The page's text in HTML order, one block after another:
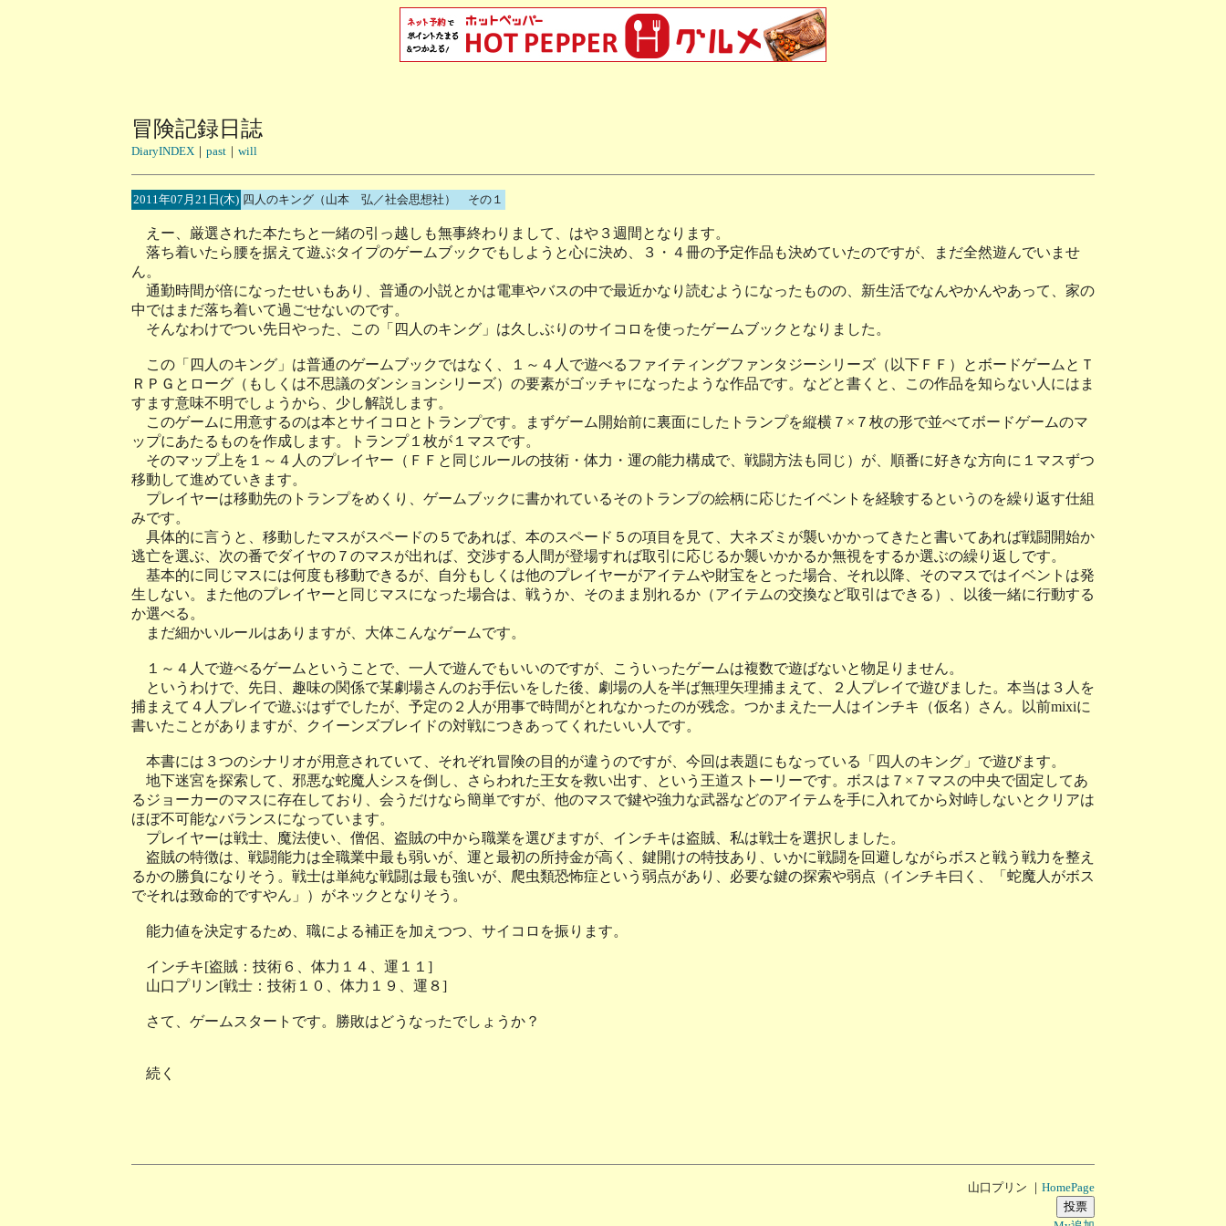
冒険記録日誌
DiaryINDEX ｜ past ｜ will
2011年07月21日(木) 四人のキング（山本 弘／社会思想社） その１
えー、厳選された本たちと一緒の引っ越しも無事終わりまして、はや３週間となります。
落ち着いたら腰を据えて遊ぶタイプのゲームブックでもしようと心に決め、３・４冊の予定作品も決めていたのですが、まだ全然遊んでいませ
ん。
通勤時間が倍になったせいもあり、普通の小説とかは電車やバスの中で最近かなり読むようになったものの、新生活でなんやかんやあって、家の
中ではまだ落ち着いて過ごせないのです。
そんなわけでつい先日やった、この「四人のキング」は久しぶりのサイコロを使ったゲームブックとなりました。
この「四人のキング」は普通のゲームブックではなく、１～４人で遊べるファイティングファンタジーシリーズ（以下ＦＦ）とボードゲームとＴ
ＲＰＧとローグ（もしくは不思議のダンションシリーズ）の要素がゴッチャになったような作品です。などと書くと、この作品を知らない人にはま
すます意味不明でしょうから、少し解説します。
このゲームに用意するのは本とサイコロとトランプです。まずゲーム開始前に裏面にしたトランプを縦横７×７枚の形で並べてボードゲームのマ
ップにあたるものを作成します。トランプ１枚が１マスです。
そのマップ上を１～４人のプレイヤー（ＦＦと同じルールの技術・体力・運の能力構成で、戦闘方法も同じ）が、順番に好きな方向に１マスずつ
移動して進めていきます。
プレイヤーは移動先のトランプをめくり、ゲームブックに書かれているそのトランプの絵柄に応じたイベントを経験するというのを繰り返す仕組
みです。
具体的に言うと、移動したマスがスペードの５であれば、本のスペード５の項目を見て、大ネズミが襲いかかってきたと書いてあれば戦闘開始か
逃亡を選ぶ、次の番でダイヤの７のマスが出れば、交渉する人間が登場すれば取引に応じるか襲いかかるか無視をするか選ぶの繰り返しです。
基本的に同じマスには何度も移動できるが、自分もしくは他のプレイヤーがアイテムや財宝をとった場合、それ以降、そのマスではイベントは発
生しない。また他のプレイヤーと同じマスになった場合は、戦うか、そのまま別れるか（アイテムの交換など取引はできる）、以後一緒に行動する
か選べる。
まだ細かいルールはありますが、大体こんなゲームです。
１～４人で遊べるゲームということで、一人で遊んでもいいのですが、こういったゲームは複数で遊ばないと物足りません。
というわけで、先日、趣味の関係で某劇場さんのお手伝いをした後、劇場の人を半ば無理矢理捕まえて、２人プレイで遊びました。本当は３人を
捕まえて４人プレイで遊ぶはずでしたが、予定の２人が用事で時間がとれなかったのが残念。つかまえた一人はインチキ（仮名）さん。以前mixiに
書いたことがありますが、クイーンズブレイドの対戦につきあってくれたいい人です。
本書には３つのシナリオが用意されていて、それぞれ冒険の目的が違うのですが、今回は表題にもなっている「四人のキング」で遊びます。
地下迷宮を探索して、邪悪な蛇魔人シスを倒し、さらわれた王女を救い出す、という王道ストーリーです。ボスは７×７マスの中央で固定してあ
るジョーカーのマスに存在しており、会うだけなら簡単ですが、他のマスで鍵や強力な武器などのアイテムを手に入れてから対峙しないとクリアは
ほぼ不可能なバランスになっています。
プレイヤーは戦士、魔法使い、僧侶、盗賊の中から職業を選びますが、インチキは盗賊、私は戦士を選択しました。
盗賊の特徴は、戦闘能力は全職業中最も弱いが、運と最初の所持金が高く、鍵開けの特技あり、いかに戦闘を回避しながらボスと戦う戦力を整え
るかの勝負になりそう。戦士は単純な戦闘は最も強いが、爬虫類恐怖症という弱点があり、必要な鍵の探索や弱点（インチキ曰く、「蛇魔人がボス
でそれは致命的ですやん」）がネックとなりそう。
能力値を決定するため、職による補正を加えつつ、サイコロを振ります。
インチキ[盗賊：技術６、体力１４、運１１]
山口プリン[戦士：技術１０、体力１９、運８]
さて、ゲームスタートです。勝敗はどうなったでしょうか？
続く
山口プリン ｜ HomePage